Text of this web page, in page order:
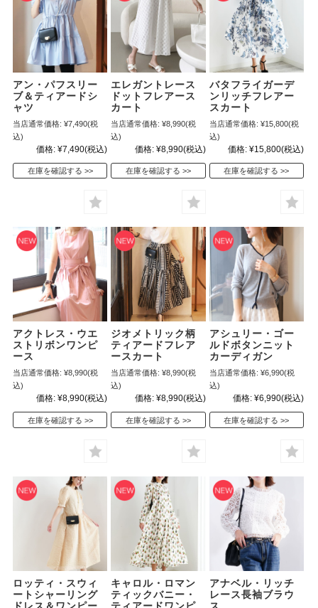
アン・パフスリー
ブ＆ティアードシ
ャツ
当店通常価格: ¥7,490(税
込)
価格: ¥7,490(税込)
在庫を確認する
エレガントレース
ドットフレアース
カート
当店通常価格: ¥8,990(税
込)
価格: ¥8,990(税込)
在庫を確認する
バタフライガーデ
ンリッチフレアー
スカート
当店通常価格: ¥15,800(税
込)
価格: ¥15,800(税込)
在庫を確認する
アクトレス・ウエ
ストリボンワンピ
ース
当店通常価格: ¥8,990(税
込)
価格: ¥8,990(税込)
在庫を確認する
ジオメトリック柄
ティアードフレア
ースカート
当店通常価格: ¥8,990(税
込)
価格: ¥8,990(税込)
在庫を確認する
アシュリー・ゴー
ルドボタンニット
カーディガン
当店通常価格: ¥6,990(税
込)
価格: ¥6,990(税込)
在庫を確認する
ロッティ・スウィ
ートシャーリング
キャロル・ロマン
ティックバニー・
アナベル・リッチ
レース長袖ブラウ